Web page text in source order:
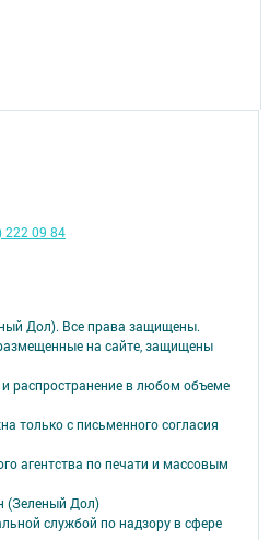
Дол). Все права защищены.
на сайте, защищены
и распространение в любом объеме
только с письменного согласия
агентства по печати и массовым
(Зеленый Дол)
службой по надзору в сфере
222 09 84